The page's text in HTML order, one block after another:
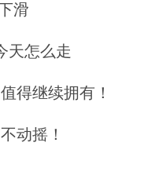
滑
天怎么走
得继续拥有！
动摇！